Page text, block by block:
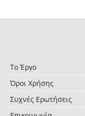
Το Έργο
Όροι Χρήσης
Συχνές Ερωτήσεις